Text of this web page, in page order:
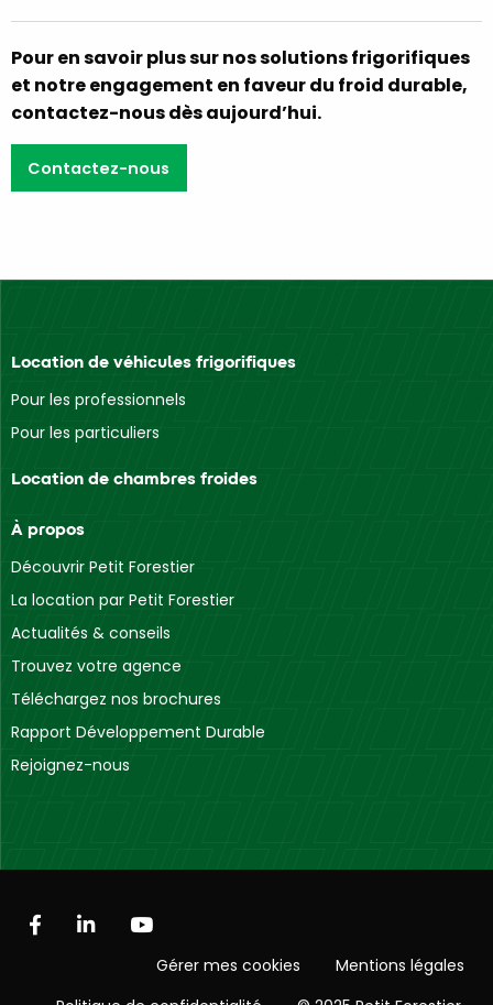
Pour en savoir plus sur nos solutions frigorifiques
et notre engagement en faveur du froid durable,
contactez-nous dès aujourd’hui.
Contactez-nous
Location de véhicules frigorifiques
Pour les professionnels
Pour les particuliers
Location de chambres froides
À propos
Découvrir Petit Forestier
La location par Petit Forestier
Actualités & conseils
Trouvez votre agence
Téléchargez nos brochures
Rapport Développement Durable
Rejoignez-nous
Gérer mes cookies
Mentions légales